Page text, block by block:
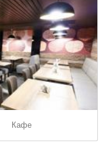
Кафе